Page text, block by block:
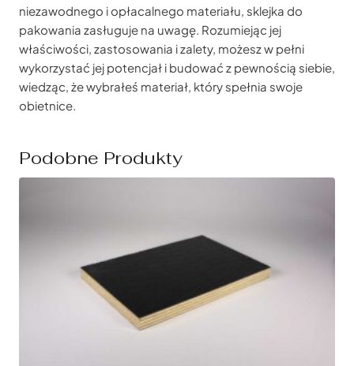
niezawodnego i opłacalnego materiału, sklejka do
pakowania zasługuje na uwagę. Rozumiejąc jej
właściwości, zastosowania i zalety, możesz w pełni
wykorzystać jej potencjał i budować z pewnością siebie,
wiedząc, że wybrałeś materiał, który spełnia swoje
obietnice.
Podobne Produkty